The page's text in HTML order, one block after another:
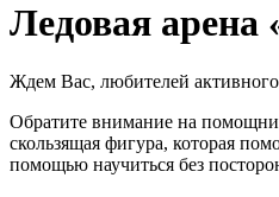
Ледовая арена
Ждем Вас, любителей
Обратите внимание на
скользящая фигура, которая
помощью научиться без